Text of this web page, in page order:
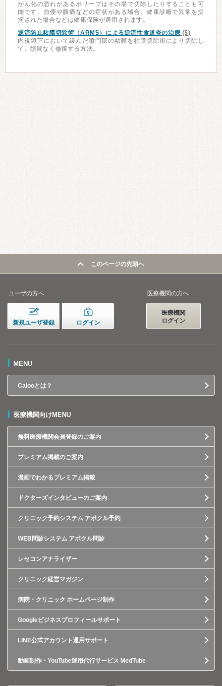
がん化の恐れがあるポリープはその場で切除したりすることも可
能です。血便や腹痛などの症状がある場合、健康診断で異常を指
摘された場合などは健康保険が適用されます。
逆流防止粘膜切除術（ARMS）による逆流性食道炎の治療 (5)
内視鏡下において緩んだ噴門部の粘膜を粘膜切除術により切除し
て、隙間なく修復する方法。
このページの先頭へ
ユーザの方へ
新規ユーザ登録 ログイン
医療機関の方へ
医療機関
ログイン
MENU
Calooとは？
医療機関向けMENU
無料医療機関会員登録のご案内
プレミアム掲載のご案内
漫画でわかるプレミアム掲載
ドクターズインタビューのご案内
クリニック予約システム アポクル予約
WEB問診システム アポクル問診
レセコンアナライザー
クリニック経営マガジン
病院・クリニック ホームページ制作
Googleビジネスプロフィールサポート
LINE公式アカウント運用サポート
動画制作・YouTube運用代行サービス MedTube